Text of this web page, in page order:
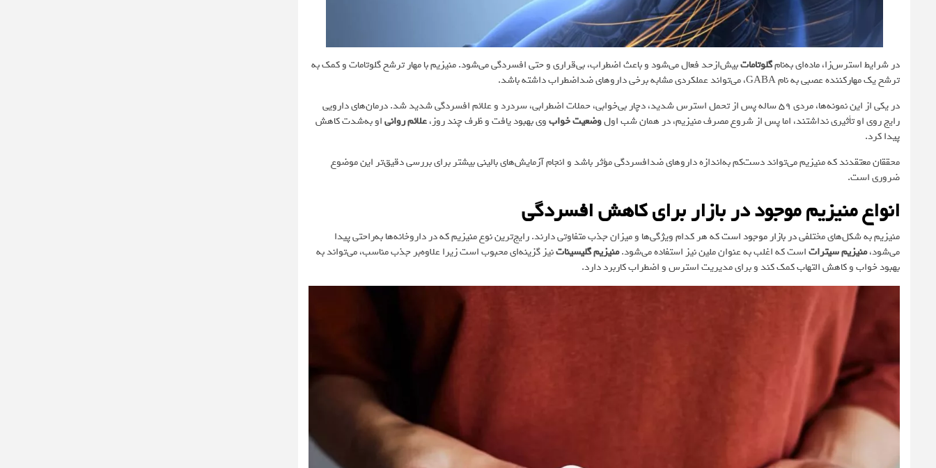
در شرایط استرس‌زا، ماده‌ای به‌نامگلوتاماتبیش‌ازحد فعال می‌شود و باعث اضطراب، بی‌قراری و حتی افسردگی می‌شود. منیزیم با مهار ترشح گلوتامات و کمک به
ترشح یک مهارکننده عصبی به نام GABA، می‌تواند عملکردی مشابه برخی داروهای ضداضطراب داشته باشد.
در یکی از این نمونه‌ها، مردی 59 ساله پس از تحمل استرس شدید، دچار بی‌خوابی، حملات اضطرابی، سردرد و علائم افسردگی شدید شد. درمان‌های دارویی
رایج روی او تأثیری نداشتند، اما پس از شروع مصرف منیزیم، در همان شب اولوضعیت خوابوی بهبود یافت و ظرف چند روز،علائم روانیاو به‌شدت کاهش
پیدا کرد.
محققان معتقدند که منیزیم می‌تواند دست‌کم به‌اندازه داروهای ضدافسردگی مؤثر باشد و انجام آزمایش‌های بالینی بیشتر برای بررسی دقیق‌تر این موضوع
ضروری است.
انواع منیزیم موجود در بازار برای کاهش افسردگی
منیزیم به شکل‌های مختلفیدر بازار موجود استکه هر کدام ویژگی‌ها و میزان جذب متفاوتی دارند. رایج‌ترین نوع منیزیم که در داروخانه‌ها به‌راحتی پیدا
می‌شود،منیزیم سیتراتاست که اغلب به عنوان ملین نیز استفاده می‌شود.منیزیم گلیسیناتنیز گزینه‌ای محبوب است زیرا علاوه‌بر جذب مناسب، می‌تواند به
بهبود خواب و کاهش التهاب کمک کند و برای مدیریت استرس و اضطراب کاربرد دارد.